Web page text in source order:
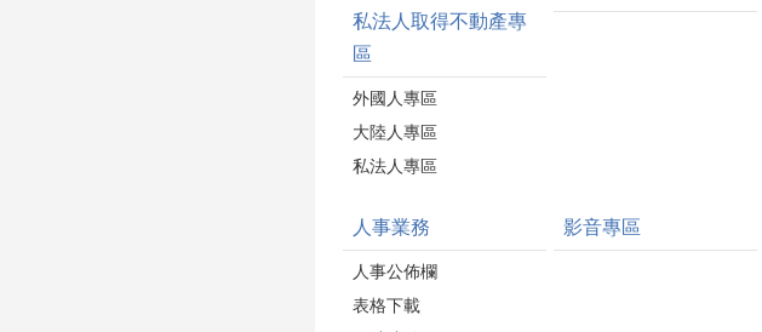
私法人取得不動產專
區
外國人專區
大陸人專區
私法人專區
人事業務
人事公佈欄
表格下載
影音專區